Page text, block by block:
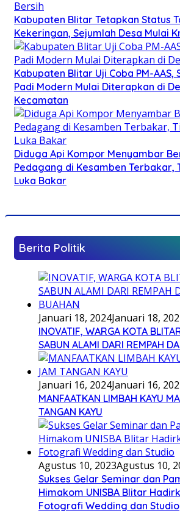
Kabupaten Blitar Tetapkan Status
Kekeringan, Sejumlah Desa Mulai
Kabupaten Blitar Uji Coba PM-AAS,
Padi Modern Mulai Diterapkan di
Kecamatan
Diduga Api Kompor Menyambar
Pedagang di Kesamben Terbakar,
Luka Bakar
Berita Politik
Januari 18, 2024Januari 18,
INOVATIF, WARGA KOTA
SABUN ALAMI DARI REMPAH
Januari 16, 2024Januari 16,
MANFAATKAN LIMBAH KAYU
TANGAN KAYU
Agustus 10, 2023Agustus 10,
Sukses Gelar Seminar dan
Himakom UNISBA Blitar
Fotografi Wedding dan Studio